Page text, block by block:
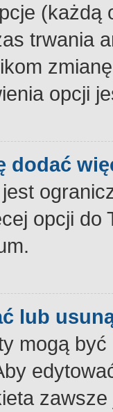
trwania
opcji
dodać
opcji
lub
mogą